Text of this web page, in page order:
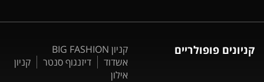
קניונים פופולריים
קניון BIG FASHION
אשדוד
דיזנגוף סנטר
קניון
אילון